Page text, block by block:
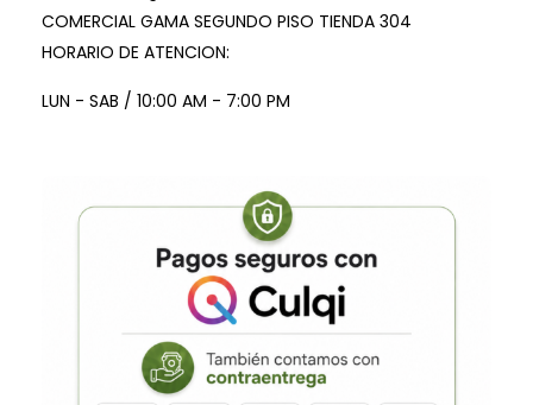
COMERCIAL GAMA SEGUNDO PISO TIENDA 304
HORARIO DE ATENCION:
LUN - SAB / 10:00 AM - 7:00 PM